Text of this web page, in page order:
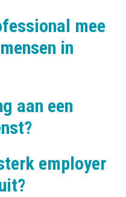
mee
in
aan een
employer